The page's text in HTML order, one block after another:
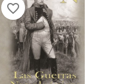
favorite_border